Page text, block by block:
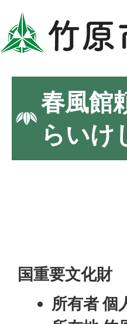
春風館
らいけ
国重要文化財
所有者 個